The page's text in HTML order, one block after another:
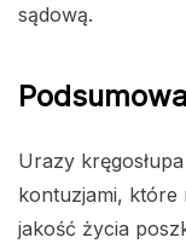
sądową.
Urazy
kontuzjami, które
jakość życia